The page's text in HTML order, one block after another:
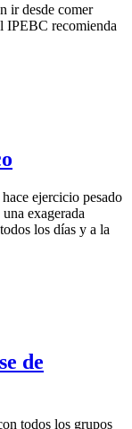
ir desde comer
IPEBC recomienda
ejercicio pesado
exagerada
los días y a la
de
todos los grupos